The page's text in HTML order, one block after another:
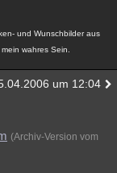
und Wunschbilder aus
wahres Sein.
um 12:04
(Archiv-Version vom